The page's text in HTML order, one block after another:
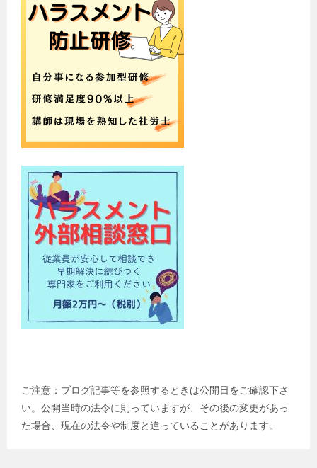
ご注意：ブログ記事等を参照するときは公開日をご確認下さ
い。公開当時の法令に則っていますが、その後の変更があっ
た場合、現在の法令や制度と違っていることがあります。